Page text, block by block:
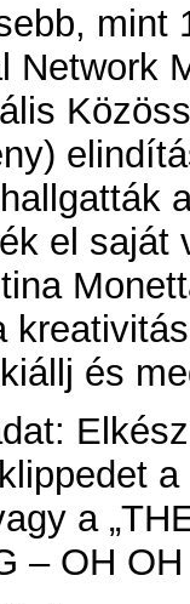
mint
Network
el saját
és
a
a
– OH